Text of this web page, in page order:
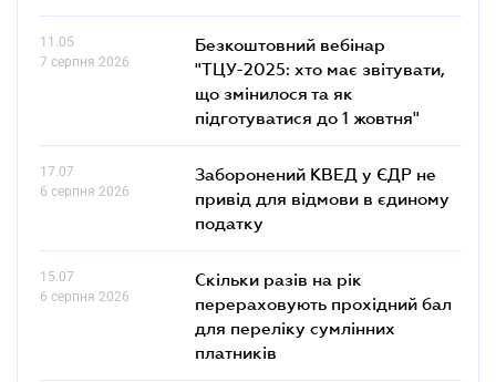
11.05
7 серпня 2026
Безкоштовний вебінар
"ТЦУ-2025: хто має звітувати,
що змінилося та як
підготуватися до 1 жовтня"
17.07
6 серпня 2026
Заборонений КВЕД у ЄДР не
привід для відмови в єдиному
податку
15.07
6 серпня 2026
Скільки разів на рік
перераховують прохідний бал
для переліку сумлінних
платників